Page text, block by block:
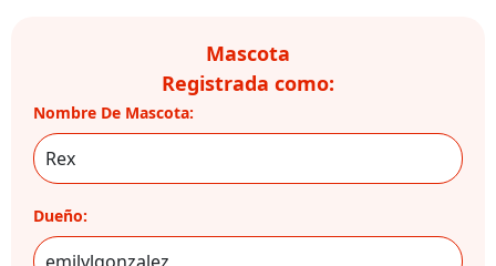
Mascota
Registrada como:
Nombre De Mascota:
Dueño: